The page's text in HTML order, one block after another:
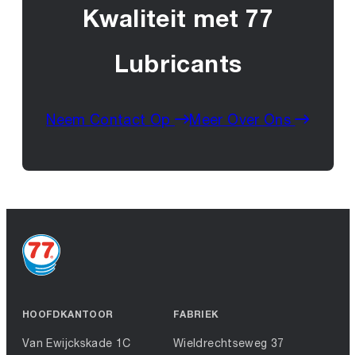
Kwaliteit met 77
Lubricants
Neem Contact Op Meer Over Ons
HOOFDKANTOOR
Van Ewijckskade 1C
FABRIEK
Wieldrechtseweg 37